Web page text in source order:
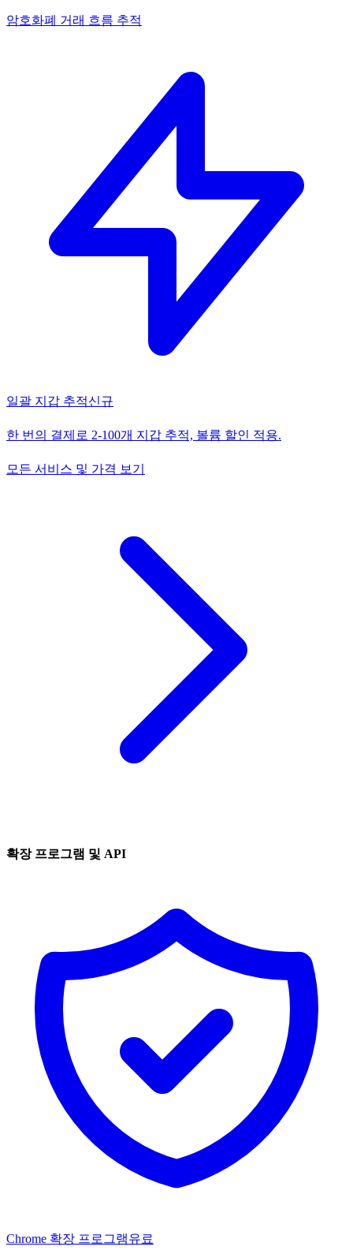
암호화폐 거래 흐름 추적
일괄 지갑 추적신규
한 번의 결제로 2-100개 지갑 추적, 볼륨 할인 적용.
모든 서비스 및 가격 보기
확장 프로그램 및 API
Chrome 확장 프로그램유료